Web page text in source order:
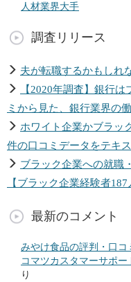
人材業界大手
調査リリース
夫が転職するかもしれ
【2020年調査】銀行
ミから見た、銀行業界の
ホワイト企業かブラッ
件の口コミデータをテキ
ブラック企業への就職
【ブラック企業経験者187
最新のコメント
みやけ食品の評判・口コ
コマツカスタマーサポー
り